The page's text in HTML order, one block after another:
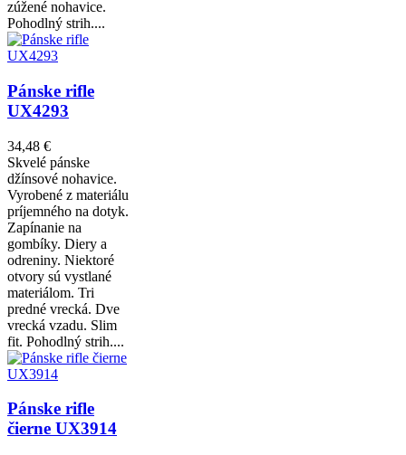
zúžené nohavice.
Pohodlný strih....
Pánske rifle
UX4293
34,48 €
Skvelé pánske
džínsové nohavice.
Vyrobené z materiálu
príjemného na dotyk.
Zapínanie na
gombíky. Diery a
odreniny. Niektoré
otvory sú vystlané
materiálom. Tri
predné vrecká. Dve
vrecká vzadu. Slim
fit. Pohodlný strih....
Pánske rifle
čierne UX3914